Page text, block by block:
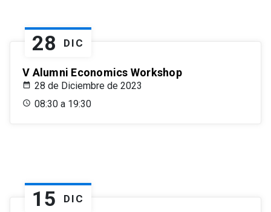
28 DIC
V Alumni Economics Workshop
28 de Diciembre de 2023
08:30 a 19:30
15 DIC